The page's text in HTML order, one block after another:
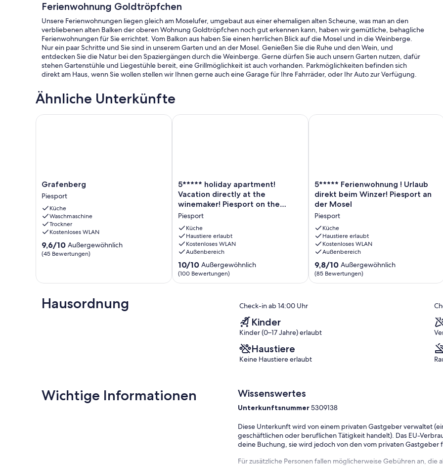
Ferienwohnung Goldtröpfchen
Unsere Ferienwohnungen liegen gleich am Moselufer, umgebaut aus einer ehemaligen alten Scheune, was man an den
verbliebenen alten Balken der oberen Wohnung Goldtröpfchen noch gut erkennen kann, haben wir gemütliche, behagliche
Ferienwohnungen für Sie errichtet. Vom Balkon aus haben Sie einen herrlichen Blick auf die Mosel und in die Weinberge.
Nur ein paar Schritte und Sie sind in unserem Garten und an der Mosel. Genießen Sie die Ruhe und den Wein, und
entdecken Sie die Natur bei den Spaziergängen durch die Weinberge. Gerne dürfen Sie auch unsern Garten nutzen, dafür
stehen Gartenstühle und Liegestühle bereit, eine Grillmöglichkeit ist auch vorhanden. Parkmöglichkeiten befinden sich
direkt am Haus, wenn Sie wollen stellen wir Ihnen gerne auch eine Garage für Ihre Fahrräder, oder Ihr Auto zur Verfügung.
Ähnliche Unterkünfte
Grafenberg
Piesport
Grafenberg
Piesport
Küche
Waschmaschine
Trockner
Kostenloses WLAN
9.6
von
9,6/10 Außergewöhnlich
(45 Bewertungen)
Grafenberg
5*****
holiday
apartment!
Vacation
directly
at
the
winemaker!
Piesport
on
the
Moselle
5***** holiday apartment!
Vacation directly at the
winemaker! Piesport on the
Moselle
Piesport
Küche
Haustiere erlaubt
Kostenloses WLAN
Außenbereich
10.0
von
10,
10/10 Außergewöhnlich
(100 Bewertungen)
5***** holiday apartment! Vacation directly at the winemaker! Piesport on
5*****
Ferienwohnung
Urlaub
direkt
beim
Winzer!
Piesport
an
der
Mosel
Piesport
5***** Ferienwohnung ! Urlaub
direkt beim Winzer! Piesport an
der Mosel
Piesport
Küche
Haustiere erlaubt
Kostenloses WLAN
Außenbereich
9.8
von
10,
9,8/10 Außergewöhnlich
(85 Bewertungen)
5***** Ferienwohnung ! Urlaub direkt
Hausordnung Check-in ab 14:00 Uhr
Kinder
Kinder (0–17 Jahre) erlaubt
Haustiere
Keine Haustiere erlaubt
Wichtige Informationen Wissenswertes
Unterkunftsnummer5309138
Diese Unterkunft wird von einem privaten Gastgeber verwaltet
geschäftlichen oder beruflichen Tätigkeit handelt). Das EU-
deine Buchung, sie wird jedoch von den vom privaten
Für zusätzliche Personen fallen möglicherweise Gebühren an,